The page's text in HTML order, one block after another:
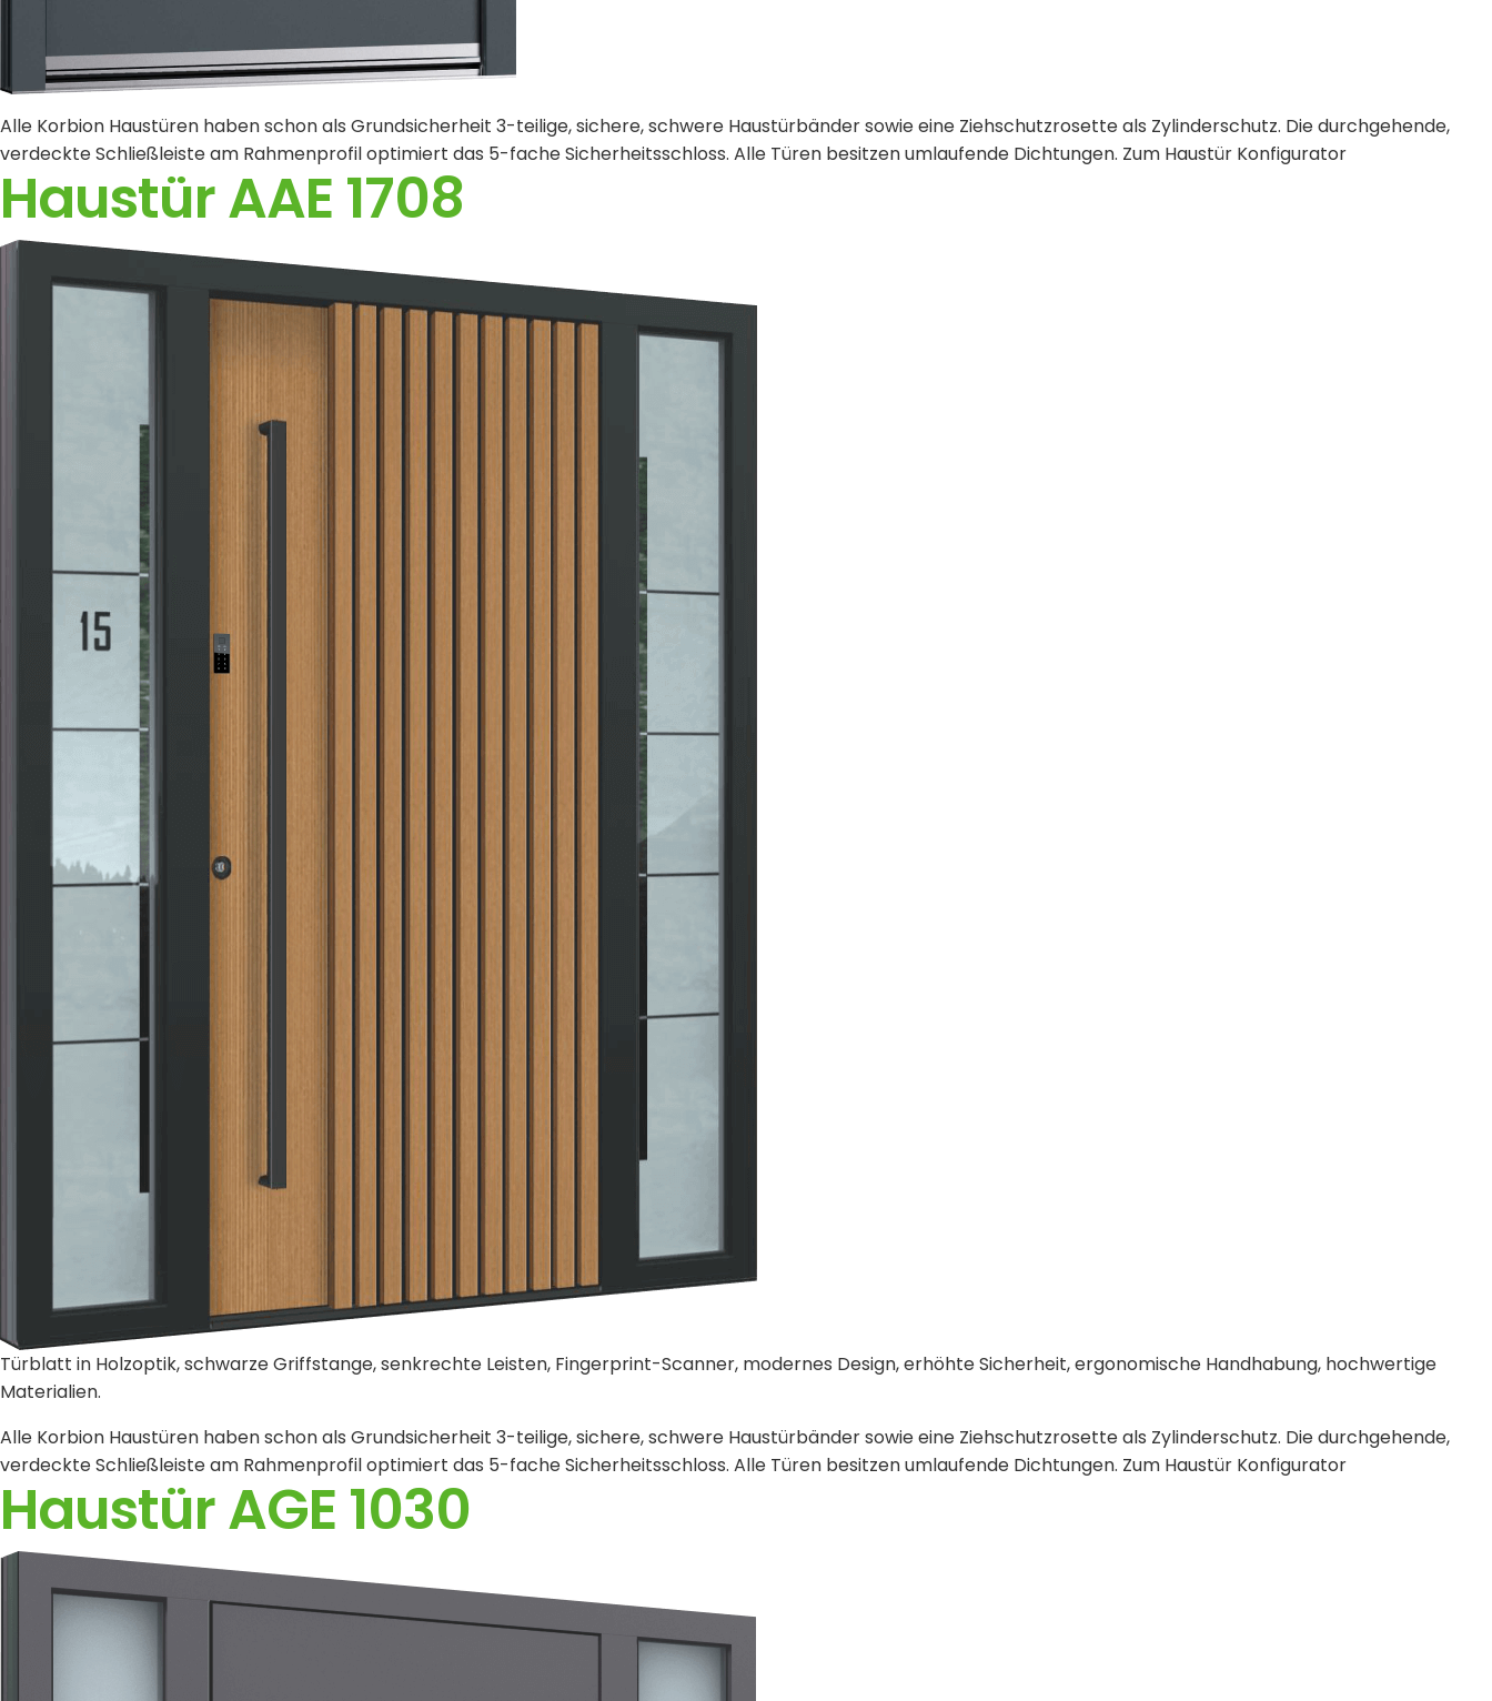
Alle Korbion Haustüren haben schon als Grundsicherheit 3-teilige, sichere, schwere Haustürbänder sowie eine Ziehschutzrosette als Zylinderschutz. Die durchgehende,
verdeckte Schließleiste am Rahmenprofil optimiert das 5-fache Sicherheitsschloss. Alle Türen besitzen umlaufende Dichtungen. Zum Haustür Konfigurator
Haustür AAE 1708
Türblatt in Holzoptik, schwarze Griffstange, senkrechte Leisten, Fingerprint-Scanner, modernes Design, erhöhte Sicherheit, ergonomische Handhabung, hochwertige
Materialien.
Alle Korbion Haustüren haben schon als Grundsicherheit 3-teilige, sichere, schwere Haustürbänder sowie eine Ziehschutzrosette als Zylinderschutz. Die durchgehende,
verdeckte Schließleiste am Rahmenprofil optimiert das 5-fache Sicherheitsschloss. Alle Türen besitzen umlaufende Dichtungen. Zum Haustür Konfigurator
Haustür AGE 1030